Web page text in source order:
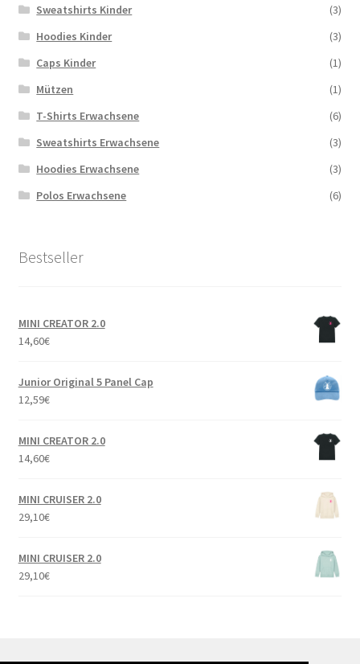
Sweatshirts Kinder
(3)
Hoodies Kinder
(3)
Caps Kinder
(1)
Mützen
(1)
T-Shirts Erwachsene
(6)
Sweatshirts Erwachsene
(3)
Hoodies Erwachsene
(3)
Polos Erwachsene
(6)
Bestseller
MINI CREATOR 2.0
14,60€
Junior Original 5 Panel Cap
12,59€
MINI CREATOR 2.0
14,60€
MINI CRUISER 2.0
29,10€
MINI CRUISER 2.0
29,10€